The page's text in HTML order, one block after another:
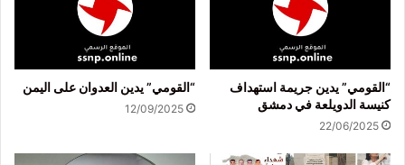
“القومي” يدين جريمة استهداف
كنيسة الدويلعة في دمشق
22/06/2025
“القومي” يدين العدوان على اليمن
12/09/2025